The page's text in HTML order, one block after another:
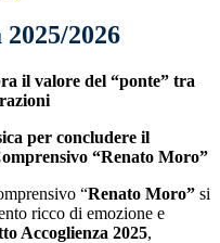
2026
il valore del “ponte” tra
per concludere il
“Renato Moro”
“Renato Moro” si
ricco di emozione e
Accoglienza 2025,